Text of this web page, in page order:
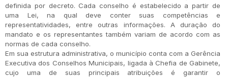
definida por decreto. Cada conselho é estabelecido a partir de
uma Lei, na qual deve conter suas competências e
representatividades, entre outras informações. A duração do
mandato e os representantes também variam de acordo com as
normas de cada conselho.
Em sua estrutura administrativa, o município conta com a Gerência
Executiva dos Conselhos Municipais, ligada à Chefia de Gabinete,
cujo uma de suas principais atribuições é garantir o